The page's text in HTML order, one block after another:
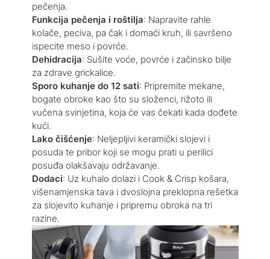
pečenja.
Funkcija pečenja i roštilja: Napravite rahle
kolače, peciva, pa čak i domaći kruh, ili savršeno
ispecite meso i povrće.
Dehidracija: Sušite voće, povrće i začinsko bilje
za zdrave grickalice.
Sporo kuhanje do 12 sati: Pripremite mekane,
bogate obroke kao što su složenci, rižoto ili
vučena svinjetina, koja će vas čekati kada dođete
kući.
Lako čišćenje: Neljepljivi keramički slojevi i
posuda te pribor koji se mogu prati u perilici
posuđa olakšavaju održavanje.
Dodaci: Uz kuhalo dolazi i Cook & Crisp košara,
višenamjenska tava i dvoslojna preklopna rešetka
za slojevito kuhanje i pripremu obroka na tri
razine.